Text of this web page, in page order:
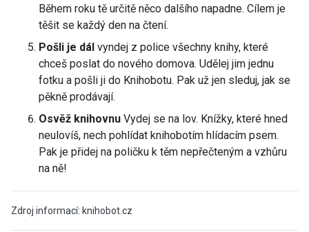
Během roku tě určitě něco dalšího napadne. Cílem je
těšit se každý den na čtení.
Pošli je dál vyndej z police všechny knihy, které
chceš poslat do nového domova. Udělej jim jednu
fotku a pošli ji do Knihobotu. Pak už jen sleduj, jak se
pěkně prodávají.
Osvěž knihovnu Vydej se na lov. Knížky, které hned
neulovíš, nech pohlídat knihobotím hlídacím psem.
Pak je přidej na poličku k těm nepřečteným a vzhůru
na ně!
Zdroj informací: knihobot.cz